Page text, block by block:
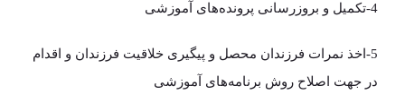
4-تکمیل و بروزرسانی پرونده‌های آموزشی
5-اخذ نمرات فرزندان محصل و پیگیری خلاقیت فرزندان و اقدام
در جهت اصلاح روش برنامه‌های آموزشی